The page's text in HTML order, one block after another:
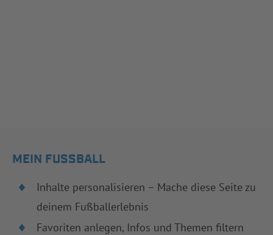
MEIN FUSSBALL
Inhalte personalisieren – Mache diese Seite zu
deinem Fußballerlebnis
Favoriten anlegen, Infos und Themen filtern